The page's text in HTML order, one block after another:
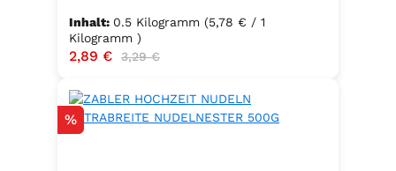
Inhalt: 0.5 Kilogramm (5,78 € / 1
Kilogramm )
Verkaufspreis:
2,89 € Regulärer Preis:
3,29 €
Rabatt
%